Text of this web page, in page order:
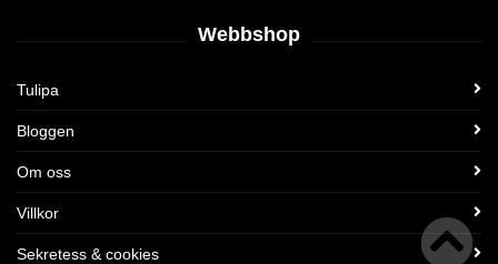
Webbshop
Tulipa
Bloggen
Om oss
Villkor
Sekretess & cookies